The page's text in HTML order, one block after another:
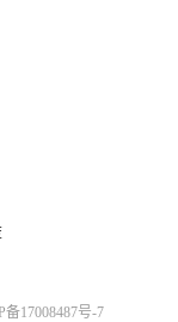
备17008487号-7